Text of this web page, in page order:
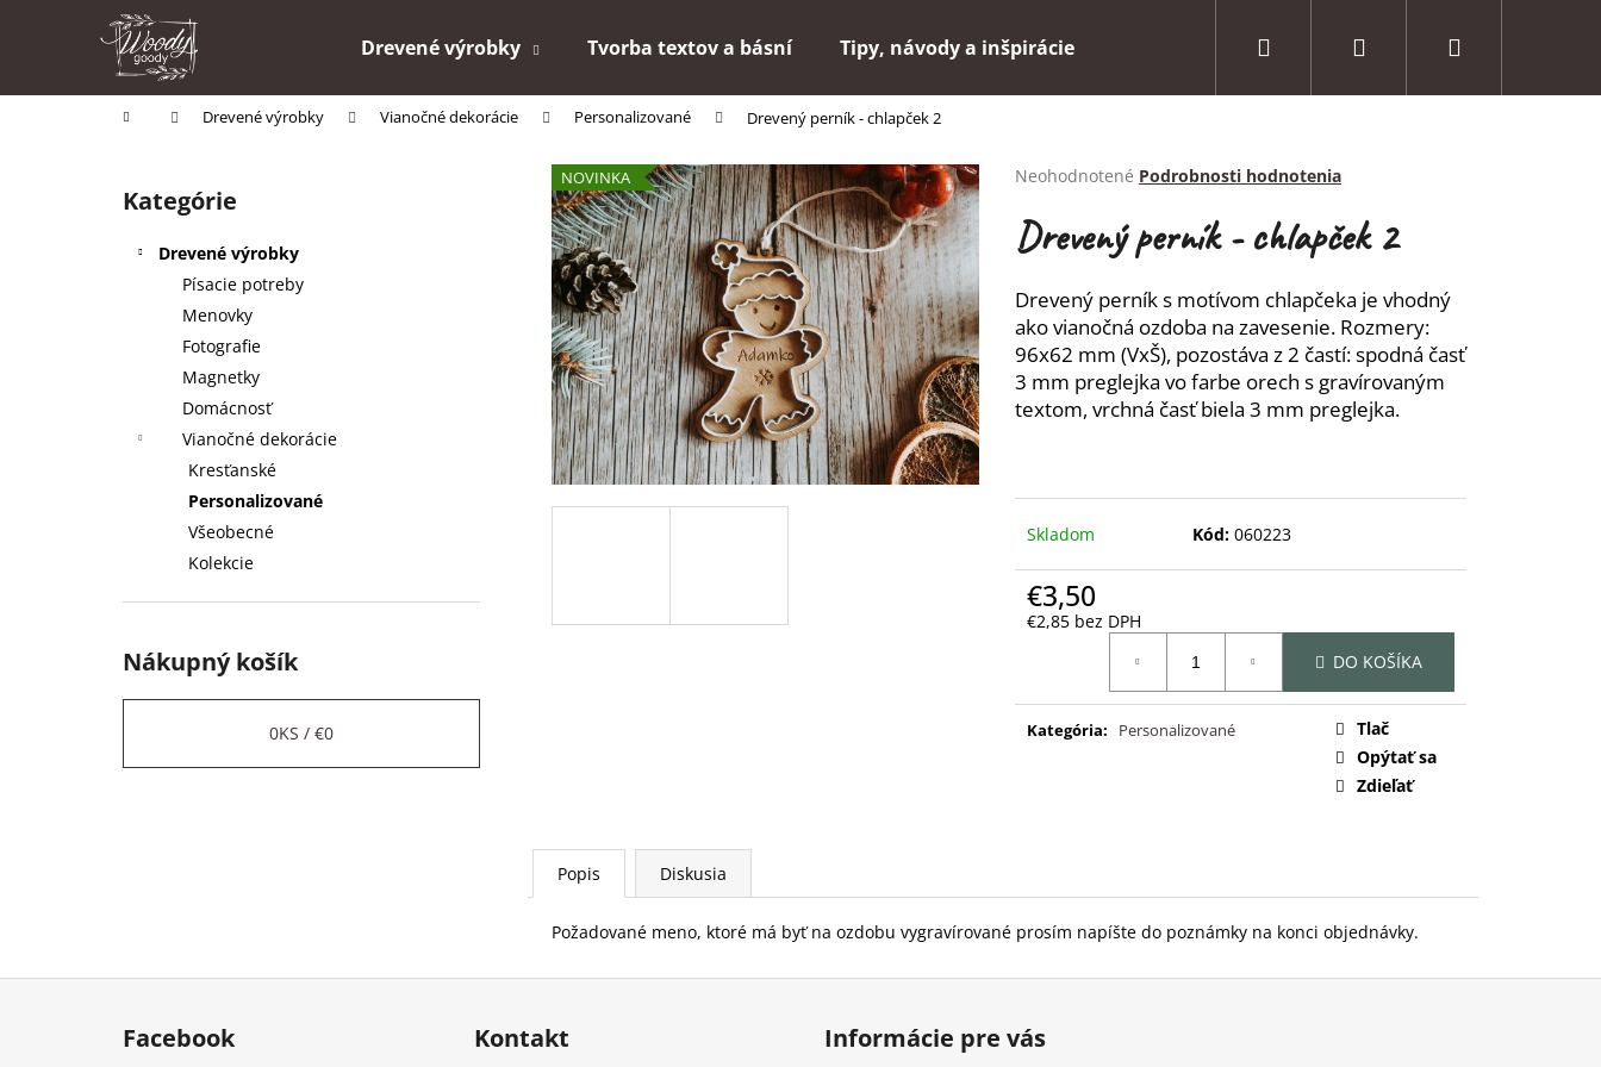
Drevené výrobky Tvorba textov a básní Tipy, návody a inšpirácie Kontakt Prihlásenie
Domov Drevené výrobky Vianočné dekorácie Personalizované Drevený perník - chlapček 2
Preskočiť
kategórie
Kategórie
Drevené výrobky
Písacie potreby
Menovky
Fotografie
Magnetky
Domácnosť
Vianočné dekorácie
Kresťanské
Personalizované
Všeobecné
Kolekcie
Nákupný košík
0KS / €0
Priemerné
produktu
je
z
5
hviezdičiek.
Neohodnotené Podrobnosti hodnotenia
Drevený perník - chlapček 2
Drevený perník s motívom chlapčeka je vhodný
ako vianočná ozdoba na zavesenie. Rozmery:
96x62 mm (VxŠ), pozostáva z 2 častí: spodná časť
3 mm preglejka vo farbe orech s gravírovaným
textom, vrchná časť biela 3 mm preglejka.
Skladom Kód: 060223
€3,50
€2,85 bez DPH
DO KOŠÍKA
Kategória: Personalizované
Tlač
Opýtať sa
Zdieľať
NOVINKA
Popis Diskusia
Požadované meno, ktoré má byť na ozdobu vygravírované prosím napíšte do poznámky na konci objednávky.
í
Späť
do
Späť
do
Čo potrebujete nájsť?
HĽADAŤ
Odporúčame
Z
Facebook Kontakt Informácie pre vás